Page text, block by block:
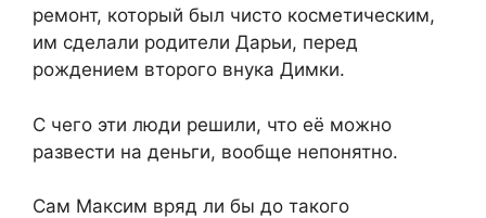
ремонт, который был чисто косметическим,
им сделали родители Дарьи, перед
рождением второго внука Димки.
С чего эти люди решили, что её можно
развести на деньги, вообще непонятно.
Сам Максим вряд ли бы до такого